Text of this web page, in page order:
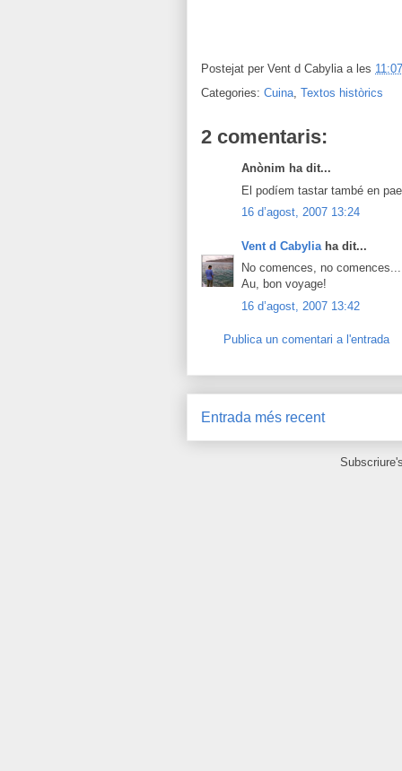
Postejat per Vent d Cabylia a les 11:07
Categories: Cuina, Textos històrics
2 comentaris:
Anònim ha dit...
El podíem tastar també en
16 d’agost, 2007 13:24
Vent d Cabylia ha dit...
No comences, no
Au, bon voyage!
16 d’agost, 2007 13:42
Publica un comentari a l'entrada
Entrada més recent